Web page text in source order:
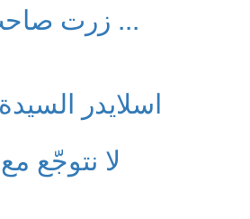
زرت صاحب العصر (عج) ...
اسلايدر
لا نتوجّع